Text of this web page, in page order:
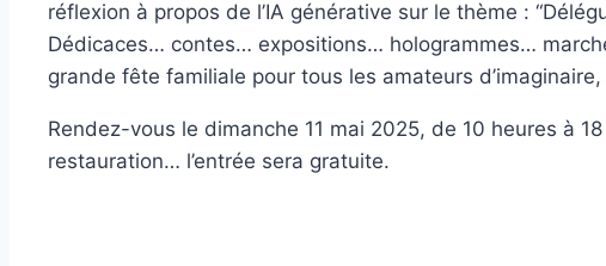
réflexion à propos de l’IA générative sur le thème :
Dédicaces… contes… expositions… hologrammes…
grande fête familiale pour tous les amateurs
Rendez-vous le dimanche 11 mai 2025, de 10 heures à
restauration… l’entrée sera gratuite.